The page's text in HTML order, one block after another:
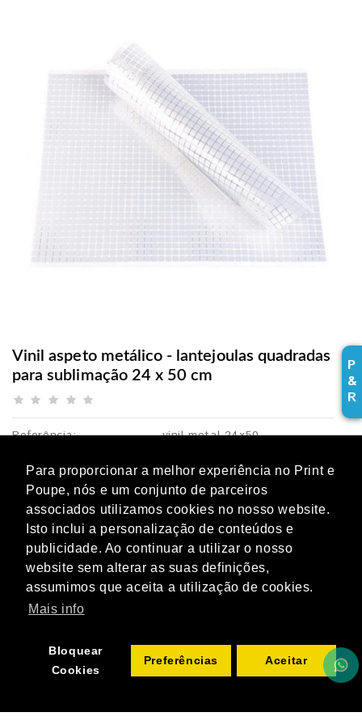
Para proporcionar a melhor experiência no Print e
Poupe, nós e um conjunto de parceiros
associados utilizamos cookies no nosso website.
Isto inclui a personalização de conteúdos e
publicidade. Ao continuar a utilizar o nosso
website sem alterar as suas definições,
assumimos que aceita a utilização de cookies.
Mais info
Bloquear
Cookies
Preferências Aceitar
Vinil aspeto metálico - lantejoulas quadradas
para sublimação 24 x 50 cm
Referência:
vinil-metal-24x50
4,67€
3,80€
Qtd ADICIONAR
P
&
R